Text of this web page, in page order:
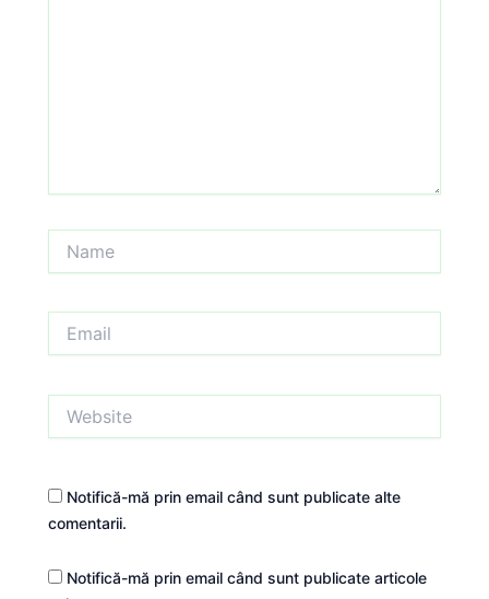
Notifică-mă prin email când sunt publicate alte
comentarii.
Notifică-mă prin email când sunt publicate articole